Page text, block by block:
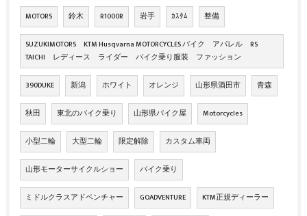
MOTORS 鈴木 R1000R 岩手 ｶｽﾀﾑ 整備
SUZUKIMOTORS KTM Husqvarna MOTORCYCLES バイク アパレル RS
TAICHI レディース ライダー バイク乗り服装 ファッション
390DUKE 新潟 ホワイト オレンジ 山形県酒田市 青森
秋田 東北のバイク乗り 山形県バイク屋 Motorcycles
小型二輪 大型二輪 限定解除 カスタム車両
山形モーターサイクルショー バイク乗り
ミドルクラスアドベンチャー GOADVENTURE KTM正規ディーラー